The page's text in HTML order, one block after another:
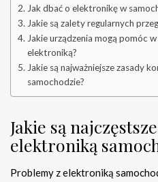
Jak dbać o elektronikę w
Jakie są zalety regularnych
Jakie urządzenia mogą pomóc
elektroniką?
Jakie są najważniejsze zasady
samochodzie?
Jakie są
elektroniką
Problemy z elektroniką